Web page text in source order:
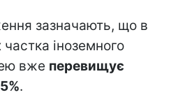
зазначають, що в
іноземного
вже перевищує
.